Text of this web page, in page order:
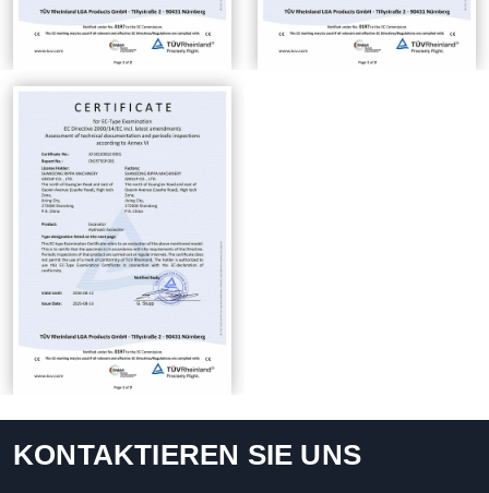
KONTAKTIEREN SIE UNS